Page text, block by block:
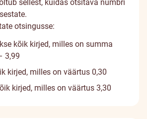
sellest, kuidas otsitava numbri
otsingusse:
kõik kirjed, milles on summa
3,99
kirjed, milles on väärtus 0,30
kirjed, milles on väärtus 3,30